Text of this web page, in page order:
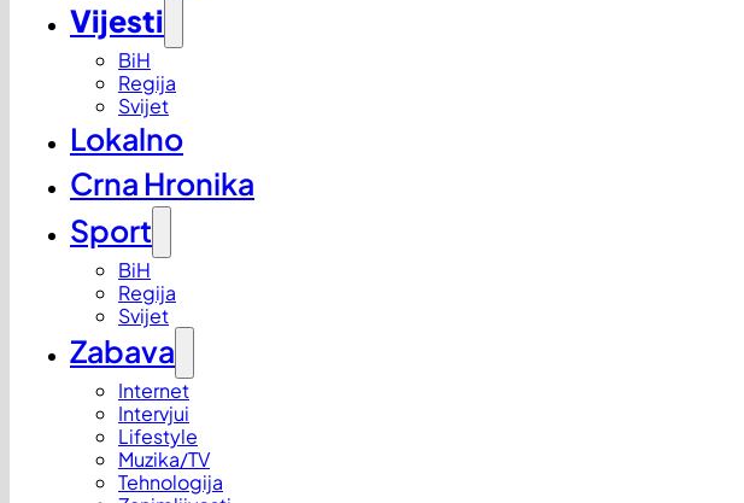
Vijesti
BiH
Regija
Svijet
Lokalno
Crna Hronika
Sport
BiH
Regija
Svijet
Zabava
Internet
Intervjui
Lifestyle
Muzika/TV
Tehnologija